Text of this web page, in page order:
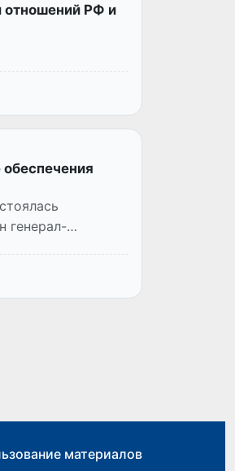
отношений РФ и
генерал-
материалов